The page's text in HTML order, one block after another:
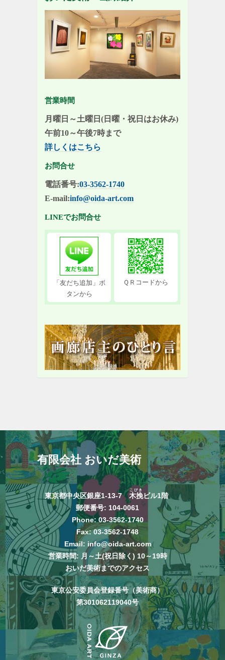
営業時間
月曜日～土曜日(日曜・祝日はお休み)
午前10～午後7時まで
詳しくはこちら
お問合せ
電話番号:03-3562-1740
E-mail:info@oida-art.com
LINEでお問合せ
「友だち追加」ボ
タンから
ＱＲコードから
有限会社 おいだ美術
東京都中央区銀座1-13-7木挽
こびき
ビル1階
郵便番号: 104-0061
Phone: 03-3562-1740
Fax: 03-3562-1748
Email: info@oida-art.com
営業時間: 月～土(祝日除く) 10～19時
おいだ美術までのアクセス
東京公安委員会登録番号（美術商）
第301062119040号